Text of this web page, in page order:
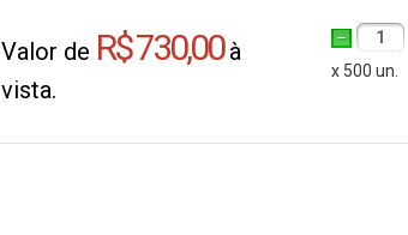
Valor de R$ 730,00à
vista.
1
x 500 un.